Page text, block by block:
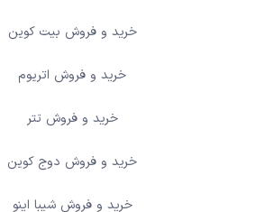
خرید و فروش بیت کوین
خرید و فروش اتریوم
خرید و فروش تتر
خرید و فروش دوج کوین
خرید و فروش شیبا اینو